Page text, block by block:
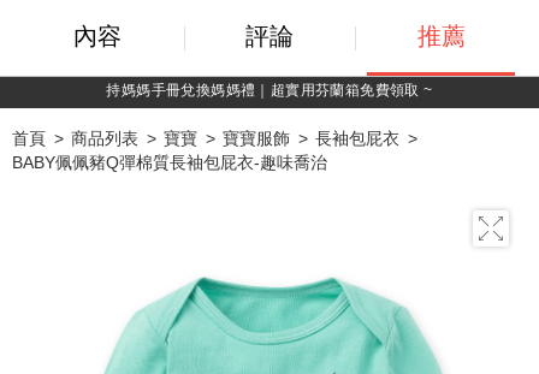
綁定LINE好友，500購物金立即折！
首頁 商品列表 寶寶 寶寶服飾
長袖包屁衣
BABY佩佩豬Q彈棉質長袖包屁衣-趣味喬治
內容 評論 推薦